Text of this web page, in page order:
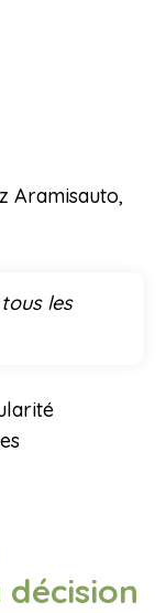
Aramisauto,
les